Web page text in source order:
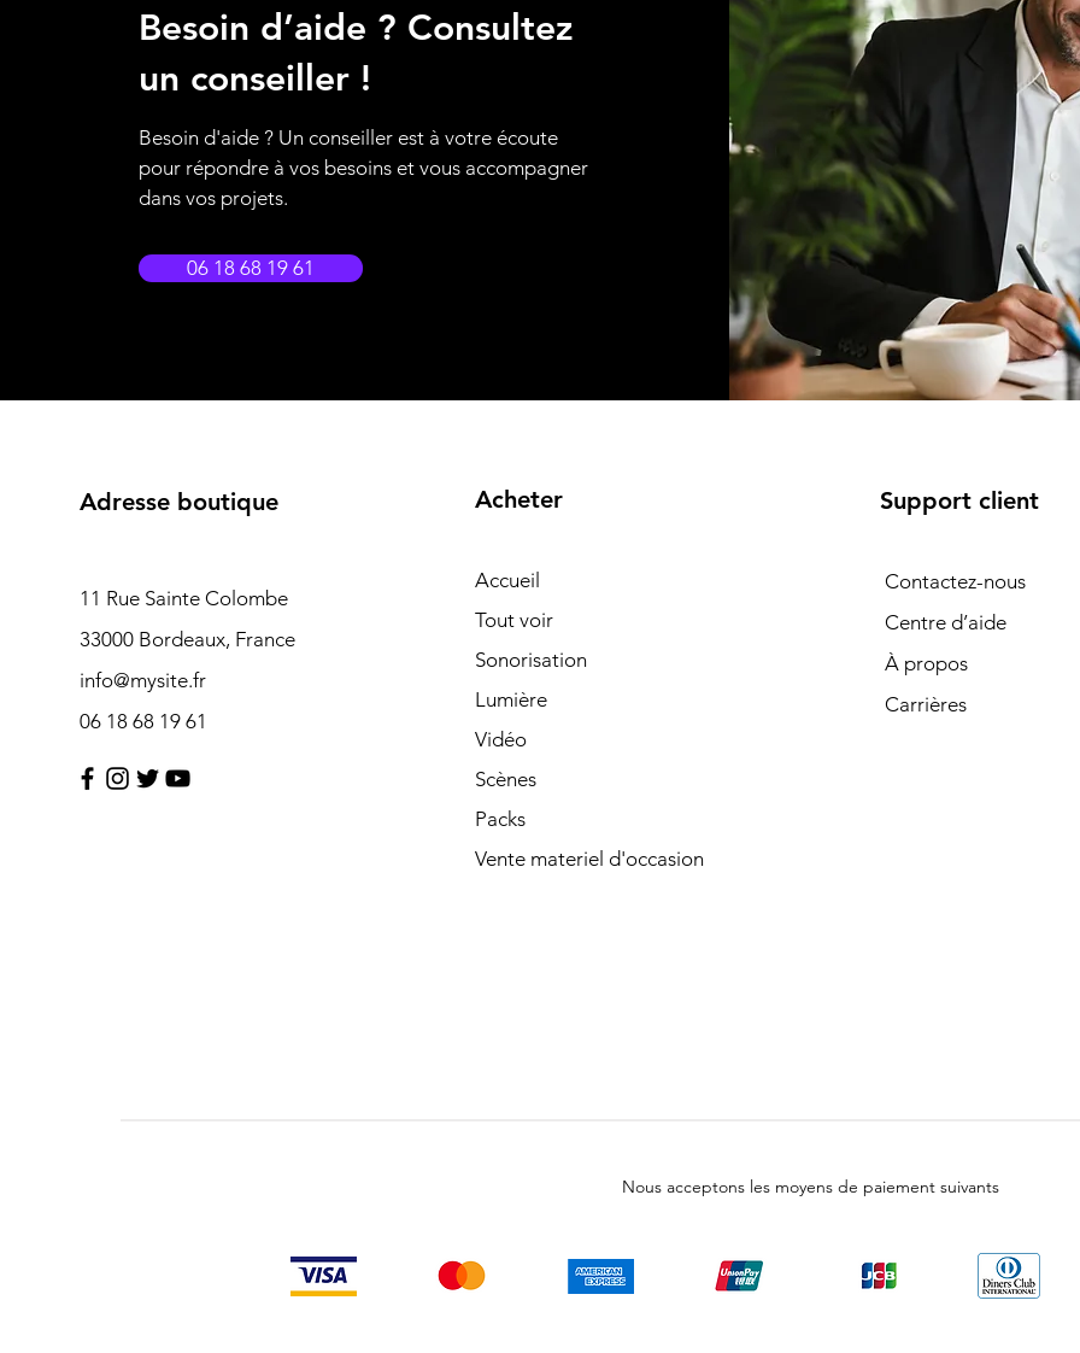
Besoin d’aide ? Consultez
un conseiller !
Besoin d'aide ? Un conseiller est à votre écoute
pour répondre à vos besoins et vous accompagner
dans vos projets.
06 18 68 19 61
Adresse boutique
11 Rue Sainte Colombe
33000 Bordeaux, France
info@mysite.fr
06 18 68 19 61
Acheter
Accueil
Tout voir
Sonorisation
Lumière
Vidéo
Scènes
Packs
Vente materiel d'occasion
Support client
Contactez-nous
Centre d’aide
À propos
Carrières
Nous acceptons les moyens de paiement suivants